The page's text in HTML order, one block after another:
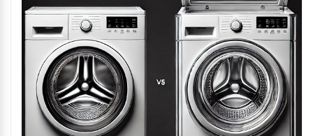
lại
thích
hương
gội
tự